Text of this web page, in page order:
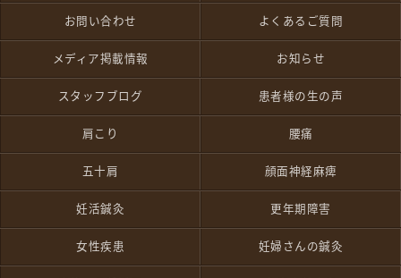
お問い合わせ よくあるご質問
メディア掲載情報 お知らせ
スタッフブログ 患者様の生の声
肩こり 腰痛
五十肩 顔面神経麻痺
妊活鍼灸 更年期障害
女性疾患 妊婦さんの鍼灸